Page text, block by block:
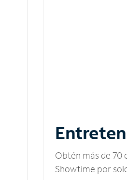
Obtén más de 70
Showtime por